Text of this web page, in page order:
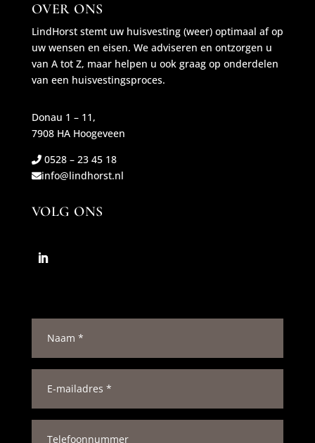
OVER ONS
LindHorst stemt uw huisvesting (weer) optimaal af op
uw wensen en eisen. We adviseren en ontzorgen u
van A tot Z, maar helpen u ook graag op onderdelen
van een huisvestingsproces.
Donau 1 – 11,
7908 HA Hoogeveen
0528 – 23 45 18
info@lindhorst.nl
VOLG ONS